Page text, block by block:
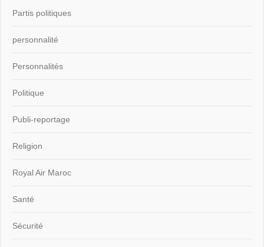
Partis politiques
personnalité
Personnalités
Politique
Publi-reportage
Religion
Royal Air Maroc
Santé
Sécurité